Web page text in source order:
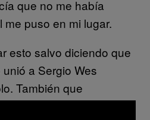
que no me había
puso en mi lugar.
esto salvo diciendo que
a Sergio Wes
También que
enfermoes un libro